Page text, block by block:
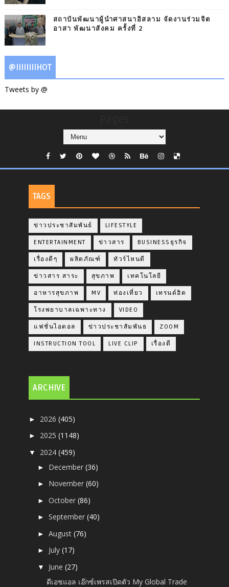
สถาบันพัฒนาผู้นำศาสนาอิสลาม จัดงานร่วมจิต
อาสา พัฒนาสังคม ครั้งที่ 2
@IIIIIIIIHOT
Tweets by @
TAGS
ข่าวประชาสัมพันธ์ LIFESTYLE
ENTERTAINMENT ข่าวสาร BUSINESSธุรกิจ
เรื่องดีๆ ผลิตภัณฑ์ ทัวร์ไหนดี
ข่าวสาร สาระ สุขภาพ เทคโนโลยี
อาหารสุขภาพ MV ท่องเที่ยว เทรนด์ฮิต
โรงพยาบาลเฉพาะทาง VIDEO
แฟชั่นไอดอล ข่าวประชาสัมพันธ ZOOM
INSTRUCTION TOOL LIVE CLIP เรื่องดี
ARCHIVE
► 2026(405)
► 2025(1148)
▼ 2024(459)
► December(36)
► November(60)
►October(86)
►September(40)
►August(76)
► July(17)
▼ June(27)
ดีเอชแอล เอ๊กซ์เพรสเปิดตัว My Global Trade